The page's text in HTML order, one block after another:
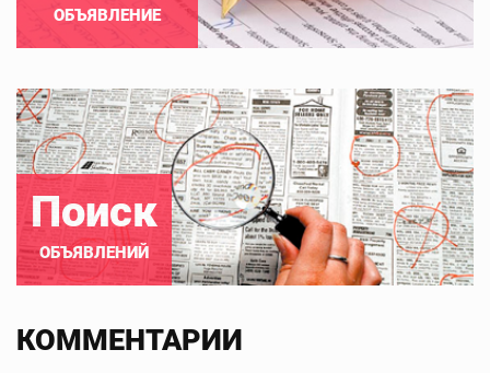
ОБЪЯВЛЕНИЕ
Поиск
ОБЪЯВЛЕНИЙ
КОММЕНТАРИИ